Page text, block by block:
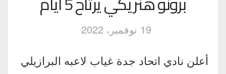
19 نوفمبر، 2022
أعلن نادي اتحاد جدة غياب لاعبه البرازيلي